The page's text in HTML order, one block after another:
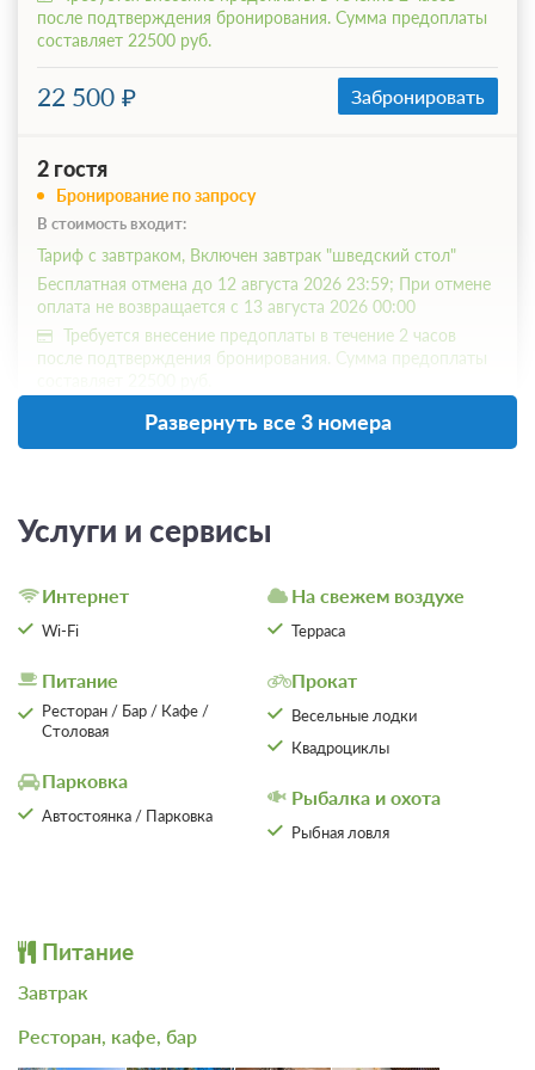
после подтверждения бронирования. Сумма предоплаты
составляет 22500 руб.
22 500 Забронировать
2 гостя
Бронирование по запросу
В стоимость входит:
Тариф с завтраком, Включен завтрак "шведский стол"
Бесплатная отмена до 12 августа 2026 23:59; При отмене
оплата не возвращается с 13 августа 2026 00:00
Требуется внесение предоплаты в течение 2 часов
после подтверждения бронирования. Сумма предоплаты
Забронировать
Бронирование по запросу
Тариф с завтраком, Включен завтрак "шведский стол"
Бесплатная отмена до 12 августа 2026 23:59; При отмене
Требуется внесение предоплаты в течение 2 часов
составляет 19400 руб.
19 400
Развернуть все 3 номера
Услуги и сервисы
Интернет
Wi-Fi
Питание
Ресторан / Бар / Кафе /
Столовая
Парковка
Автостоянка / Парковка
На свежем воздухе
Терраса
Прокат
Весельные лодки
Квадроциклы
Рыбалка и охота
Рыбная ловля
Питание
Завтрак
Ресторан, кафе, бар